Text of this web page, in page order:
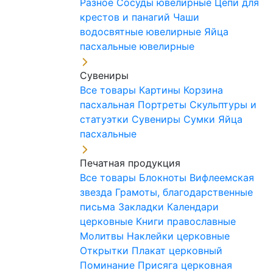
Разное Сосуды ювелирные Цепи для
крестов и панагий Чаши
водосвятные ювелирные Яйца
пасхальные ювелирные
Сувениры
Все товары Картины Корзина
пасхальная Портреты Скульптуры и
статуэтки Сувениры Сумки Яйца
пасхальные
Печатная продукция
Все товары Блокноты Вифлеемская
звезда Грамоты, благодарственные
письма Закладки Календари
церковные Книги православные
Молитвы Наклейки церковные
Открытки Плакат церковный
Поминание Присяга церковная